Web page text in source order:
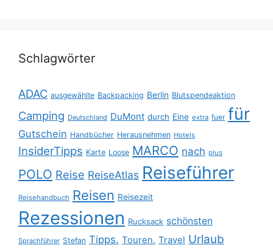
Schlagwörter
ADAC ausgewählte Backpacking Berlin Blutspendeaktion
Camping Deutschland DuMont durch Eine extra fuer für
Gutschein Handbücher Herausnehmen Hotels
InsiderTipps Karte Loose MARCO nach plus
POLO Reise ReiseAtlas Reiseführer
Reisehandbuch Reisen Reisezeit
Rezessionen Rucksack schönsten
Sprachführer Stefan Tipps. Touren. Travel Urlaub